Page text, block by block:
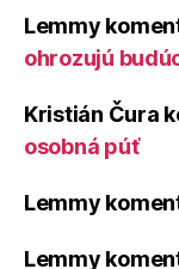
Lemmy
ohrozujú
Kristián Čura
osobná púť
Lemmy
Lemmy